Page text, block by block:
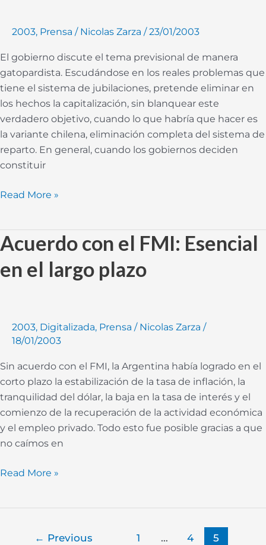
2003, Prensa / Nicolas Zarza /23/01/2003
El gobierno discute el tema previsional de manera
gatopardista. Escudándose en los reales problemas que
tiene el sistema de jubilaciones, pretende eliminar en
los hechos la capitalización, sin blanquear este
verdadero objetivo, cuando lo que habría que hacer es
la variante chilena, eliminación completa del sistema de
reparto. En general, cuando los gobiernos deciden
constituir
Read More »
Acuerdo con el FMI: Esencial
en el largo plazo
2003, Digitalizada, Prensa / Nicolas Zarza /
18/01/2003
Sin acuerdo con el FMI, la Argentina había logrado en el
corto plazo la estabilización de la tasa de inflación, la
tranquilidad del dólar, la baja en la tasa de interés y el
comienzo de la recuperación de la actividad económica
y el empleo privado. Todo esto fue posible gracias a que
no caímos en
Acuerdo
con
el
largo
plazo
Read More »
← Previous 1 … 4 5